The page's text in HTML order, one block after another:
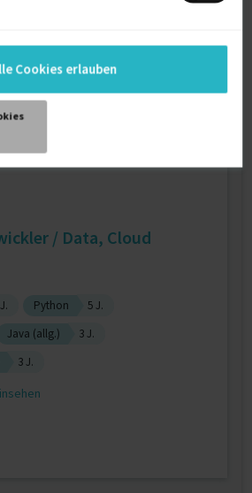
Cookies erlauben
/ Data, Cloud
Python
5 J.
Java (allg.)
3 J.
3 J.